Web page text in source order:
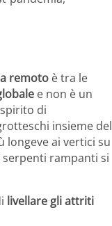
remoto è tra le
e non è un
di
insieme del
longeve ai vertici su
serpenti rampanti si
livellare gli attriti